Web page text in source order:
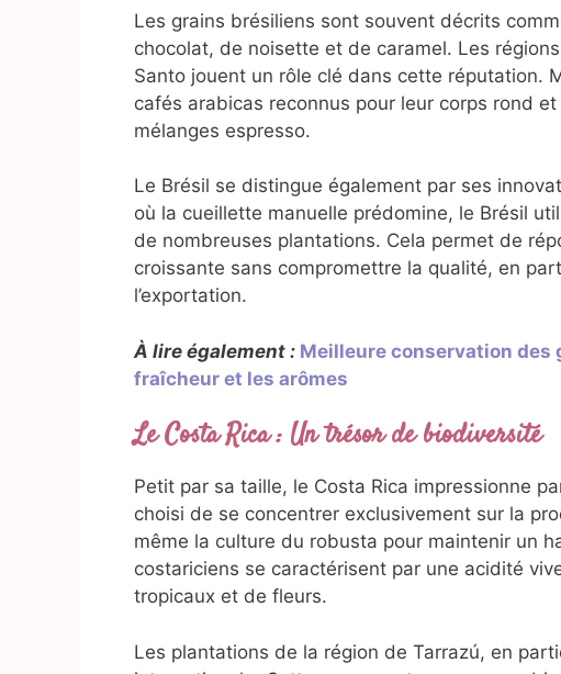
Les grains brésiliens sont souvent décrits
chocolat, de noisette et de caramel. Les
Santo jouent un rôle clé dans cette réputation.
cafés arabicas reconnus pour leur corps rond
mélanges espresso.
Le Brésil se distingue également par ses
où la cueillette manuelle prédomine, le Brésil
de nombreuses plantations. Cela permet de
croissante sans compromettre la qualité, en
l’exportation.
À lire également : Meilleure conservation des
fraîcheur et les arômes
Le Costa Rica : Un trésor de biodiversité
Petit par sa taille, le Costa Rica impressionne
choisi de se concentrer exclusivement sur la
même la culture du robusta pour maintenir un
costariciens se caractérisent par une acidité
tropicaux et de fleurs.
Les plantations de la région de Tarrazú, en